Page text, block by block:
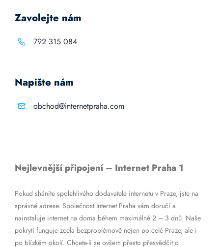
Zavolejte nám
792 315 084
Napište nám
obchod@internetpraha.com
Nejlevnější připojení – Internet Praha 1
Pokud sháníte spolehlivého dodavatele internetu v Praze, jste na
správné adrese. Společnost Internet Praha vám doručí a
nainstaluje internet na doma během maximálně 2 – 3 dnů. Naše
pokrytí funguje zcela bezproblémově nejen po celé Praze, ale i
po blízkém okolí. Chcete-li se ovšem přesto přesvědčit o